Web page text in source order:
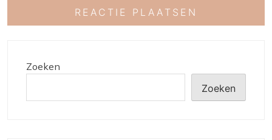
Zoeken
Zoeken